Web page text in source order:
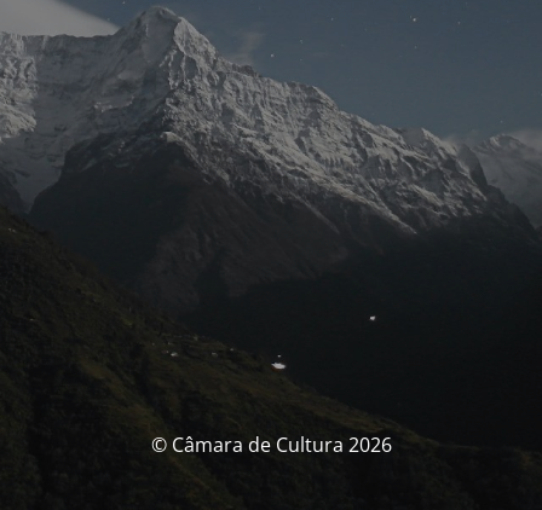
© Câmara de Cultura 2026